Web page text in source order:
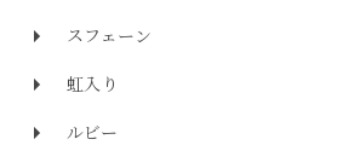
スフェーン
虹入り
ルビー